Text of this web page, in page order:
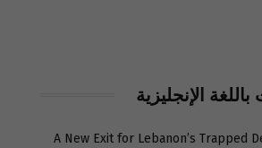
الإنجليزية
A New Exit for Lebanon’s Trapped